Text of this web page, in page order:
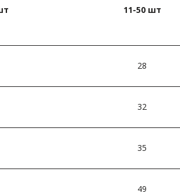
11-50 шт­
28
32
35
49